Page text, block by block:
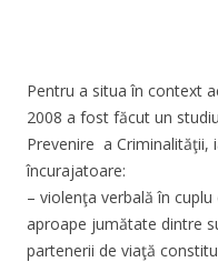
Pentru a situa în context
2008 a fost făcut un
Prevenire a Criminalităţii,
încurajatoare:
– violenţa verbală în
aproape jumătate dintre
partenerii de viaţă